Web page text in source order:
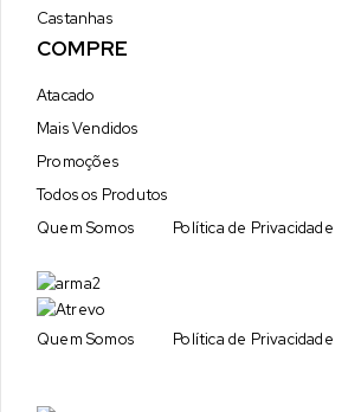
Castanhas
COMPRE
Atacado
Mais Vendidos
Promoções
Todos os Produtos
Quem Somos
Política de Privacidade
Quem Somos Política de Privacidade